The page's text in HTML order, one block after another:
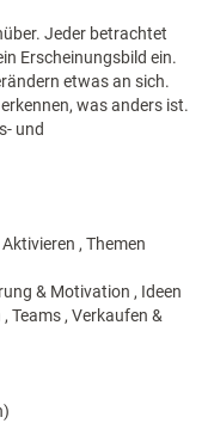
Jeder betrachtet
Erscheinungsbild ein.
etwas an sich.
was anders ist.
und
, Themen
& Motivation , Ideen
Teams , Verkaufen &